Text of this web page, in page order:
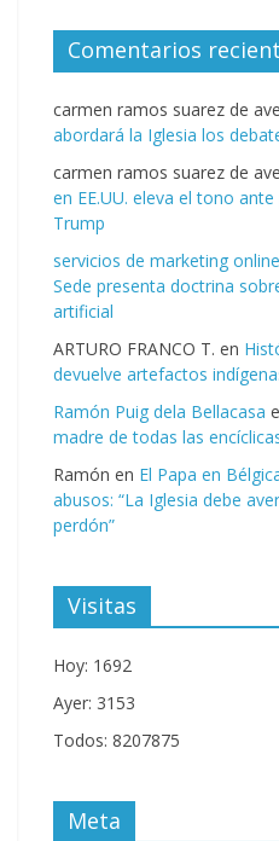
Comentarios
carmen ramos suarez de
abordará la Iglesia los
carmen ramos suarez de
en EE.UU. eleva el tono
Trump
servicios de marketing
Sede presenta doctrina
artificial
ARTURO FRANCO T. en
devuelve artefactos
Ramón Puig dela Bellacasa
madre de todas las
Ramón en El Papa en
abusos: “La Iglesia debe
perdón”
Visitas
Hoy: 1692
Ayer: 3153
Todos: 8207875
Meta